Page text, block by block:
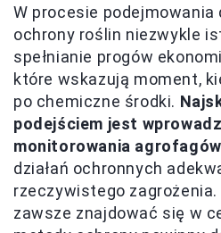
W procesie
ochrony roślin niezwykle
spełnianie progów
które wskazują moment,
po chemiczne środki.
podejściem jest
monitorowania agrofagów
działań ochronnych
rzeczywistego zagrożenia.
zawsze znajdować się w